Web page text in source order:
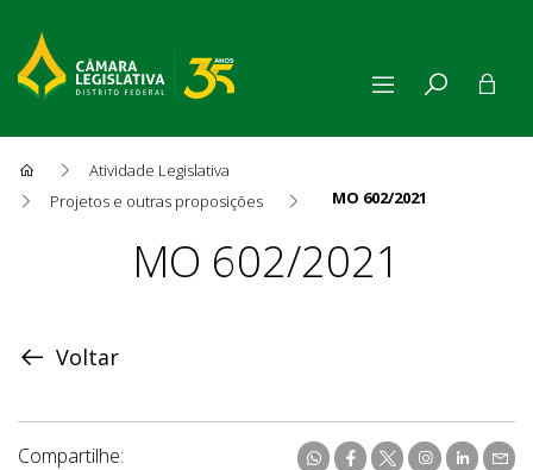
Atividade Legislativa
Projetos e outras proposições
MO 602/2021
ProposiçãoMO 602/2021
Voltar
Compartilhe: